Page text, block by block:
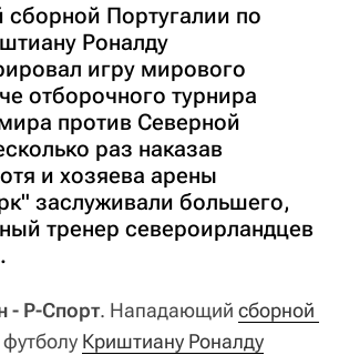
Португалии по
Роналду
игру мирового
отборочного турнира
против Северной
раз наказав
и хозяева арены
заслуживали большего,
тренер североирландцев
- Р-Спорт. Нападающий сборной
Криштиану Роналду